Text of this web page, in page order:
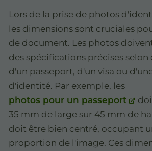
Lors de la prise de photos
les dimensions sont cruciales
de document. Les photos
des spécifications précises selon
d'un passeport, d'un visa ou
d'identité. Par exemple, les
photos pour un passeport
35 mm de large sur 45 mm de
doit être bien centré, occupant
proportion de l'image. Ces